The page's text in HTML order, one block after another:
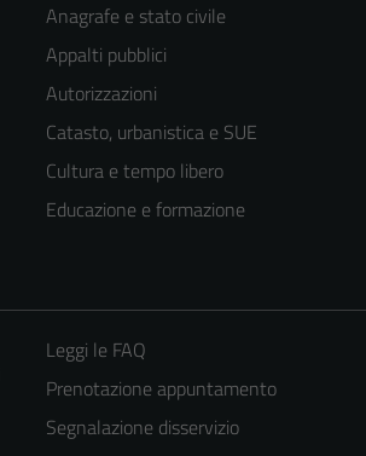
Anagrafe e stato civile
Appalti pubblici
Autorizzazioni
Catasto, urbanistica e SUE
Cultura e tempo libero
Educazione e formazione
Leggi le FAQ
Prenotazione appuntamento
Segnalazione disservizio